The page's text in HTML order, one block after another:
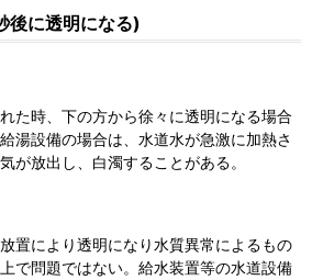
後に透明になる)
た時、下の方から徐々に透明になる場合
湯設備の場合は、水道水が急激に加熱さ
が放出し、白濁することがある。
置により透明になり水質異常によるもの
で問題ではない。給水装置等の水道設備